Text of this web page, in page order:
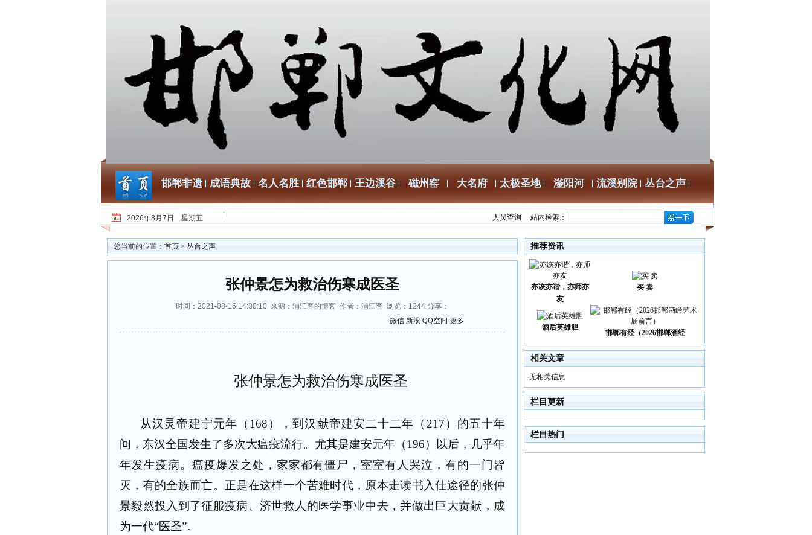
邯郸非遗 成语典故 名人名胜 红色邯郸 王边溪谷 磁州窑 大名府 太极圣地 滏阳河 流溪别院 丛台之声
2026年8月7日 星期五 人员查询 站内检索：
您当前的位置： 首页 > 丛台之声
张仲景怎为救治伤寒成医圣
时间：2021-08-16 14:30:10 来源：浦江客的博客 作者：浦江客 浏览： 1244 分享：
微信 新浪 QQ空间 更多
张仲景怎为救治伤寒成医圣
从汉灵帝建宁元年（ 168 ），到汉献帝建安二十二年（ 217 ）的五十年
间，东汉全国发生了多次大瘟疫流行。尤其是建安元年（196）以后，几乎年
年发生疫病。瘟疫爆发之处，家家都有僵尸，室室有人哭泣，有的一门皆
灭，有的全族而亡。正是在这样一个苦难时代，原本走读书入仕途径的张仲
景毅然投入到了征服疫病、济世救人的医学事业中去，并做出巨大贡献，成
为一代“医圣”。
推荐资讯
亦诙亦谐，亦师亦
友
买 卖
酒后英雄胆
邯郸有经（2026邯郸酒经
相关文章
无相关信息
栏目更新
栏目热门